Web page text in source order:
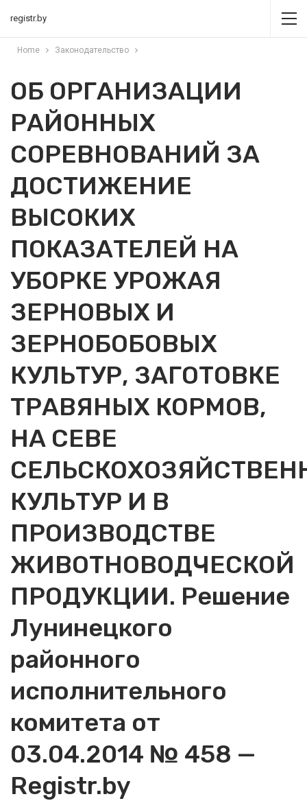
registr.by
Home Законодательство
ОБ ОРГАНИЗАЦИИ
РАЙОННЫХ
СОРЕВНОВАНИЙ ЗА
ДОСТИЖЕНИЕ
ВЫСОКИХ
ПОКАЗАТЕЛЕЙ НА
УБОРКЕ УРОЖАЯ
ЗЕРНОВЫХ И
ЗЕРНОБОБОВЫХ
КУЛЬТУР, ЗАГОТОВКЕ
ТРАВЯНЫХ КОРМОВ,
НА СЕВЕ
КУЛЬТУР И В
ПРОИЗВОДСТВЕ
ЖИВОТНОВОДЧЕСКОЙ
ПРОДУКЦИИ. Решение
Лунинецкого
районного
исполнительного
комитета от
03.04.2014 № 458 —
Registr.by